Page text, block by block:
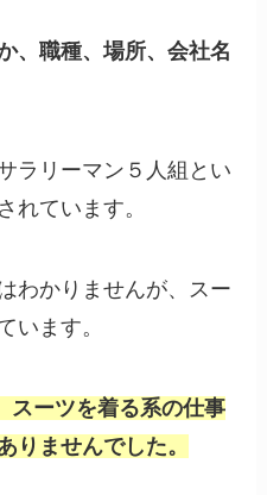
、職種、場所、会社名
ラリーマン５人組とい
れています。
わかりませんが、スー
います。
スーツを着る系の仕事
りませんでした。